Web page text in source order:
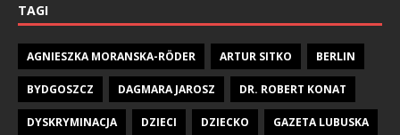
TAGI
AGNIESZKA MORANSKA-RÖDER ARTUR SITKO BERLIN
BYDGOSZCZ DAGMARA JAROSZ DR. ROBERT KONAT
DYSKRYMINACJA DZIECI DZIECKO GAZETA LUBUSKA